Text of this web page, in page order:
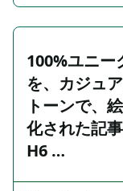
100%ユニー
を、カジュ
トーンで、
化された記
H6 …